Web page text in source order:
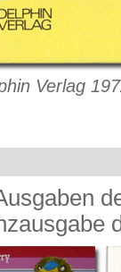
Verlag